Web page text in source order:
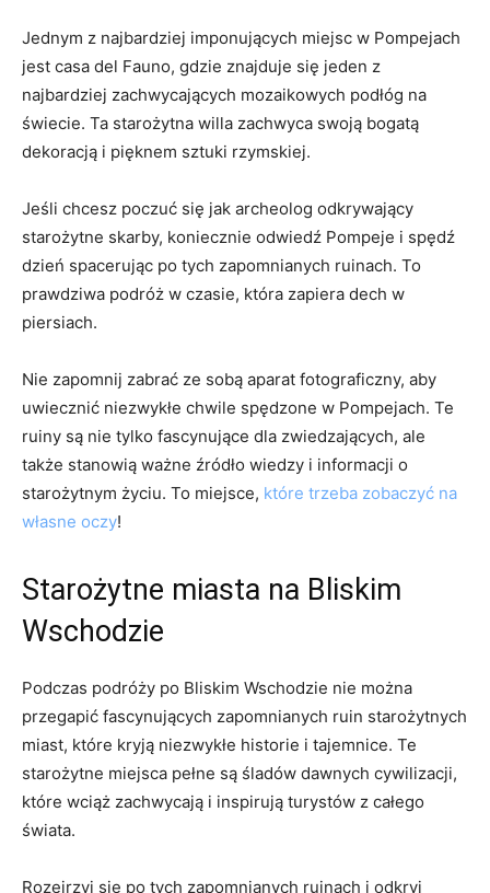
Jednym z najbardziej imponujących miejsc w Pompejach
jest casa del Fauno, gdzie⁤ znajduje​ się​ jeden z
najbardziej ⁢zachwycających mozaikowych podłóg na
świecie.⁣ Ta starożytna willa zachwyca swoją bogatą
dekoracją i pięknem⁣ sztuki rzymskiej.
Jeśli chcesz poczuć się jak archeolog odkrywający
starożytne‌ skarby, koniecznie odwiedź Pompeje i spędź
dzień spacerując po tych zapomnianych ruinach. To
prawdziwa podróż w czasie, która zapiera dech w
piersiach.
Nie zapomnij zabrać ze sobą aparat fotograficzny, aby⁤
uwiecznić niezwykłe chwile spędzone w Pompejach. Te
ruiny są nie tylko ⁣fascynujące ‌dla zwiedzających, ‍ale
‌także stanowią⁤ ważne źródło wiedzy i informacji o
starożytnym⁢ życiu. To miejsce, które trzeba zobaczyć na
własne oczy!
Starożytne ⁢miasta na⁣ Bliskim
Wschodzie
Podczas podróży po Bliskim Wschodzie nie można
przegapić fascynujących zapomnianych ruin starożytnych
miast, które kryją niezwykłe historie i tajemnice. Te
starożytne miejsca pełne ​są śladów dawnych cywilizacji,
które wciąż zachwycają ‍i inspirują turystów z ⁤całego
świata.
Rozejrzyj się po tych zapomnianych ruinach i odkryj